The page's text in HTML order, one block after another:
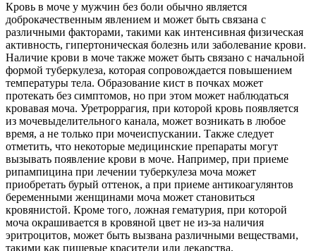
Кровь в моче у мужчин без боли обычно является
доброкачественным явлением и может быть связана с
различными факторами, такими как интенсивная физическая
активность, гипертоническая болезнь или заболевание крови.
Наличие крови в моче также может быть связано с начальной
формой туберкулеза, которая сопровождается повышением
температуры тела. Образование кист в почках может
протекать без симптомов, но при этом может наблюдаться
кровавая моча. Уретроррагия, при которой кровь появляется
из мочевыделительного канала, может возникать в любое
время, а не только при мочеиспускании. Также следует
отметить, что некоторые медицинские препараты могут
вызывать появление крови в моче. Например, при приеме
рипампицина при лечении туберкулеза моча может
приобретать бурый оттенок, а при приеме антикоагулянтов
беременными женщинами моча может становиться
кровянистой. Кроме того, ложная гематурия, при которой
моча окрашивается в кровяной цвет не из-за наличия
эритроцитов, может быть вызвана различными веществами,
такими как пищевые красители или лекарства.